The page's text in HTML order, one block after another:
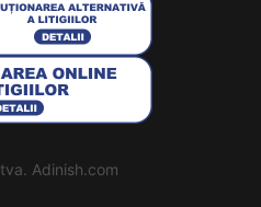
Adinish.com